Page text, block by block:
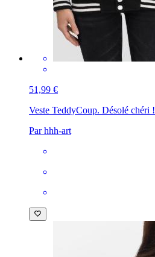
51,99 €
Veste TeddyCoup. Désolé chéri !
Par hhh-art